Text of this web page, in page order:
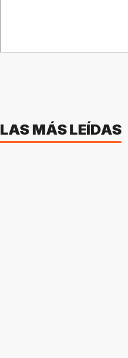
LAS MÁS LEÍDAS